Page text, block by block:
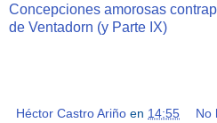
Concepciones amorosas
de Ventadorn (y Parte IX)
Héctor Castro Ariño en 14:55 No